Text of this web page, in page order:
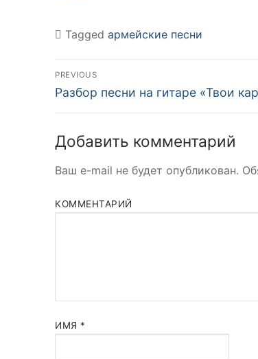
Tagged армейские песни
Навигация
по
PREVIOUS
Previous
Разбор песни на гитаре «Твои
Добавить комментарий
Ваш e-mail не будет опубликован.
КОММЕНТАРИЙ
ИМЯ *